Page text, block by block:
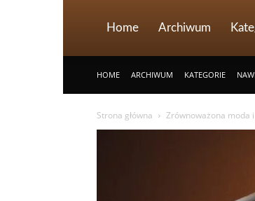
Home Archiwum
HOME ARCHIWUM KATEGORIE
Strona główna Zrównoważona moda